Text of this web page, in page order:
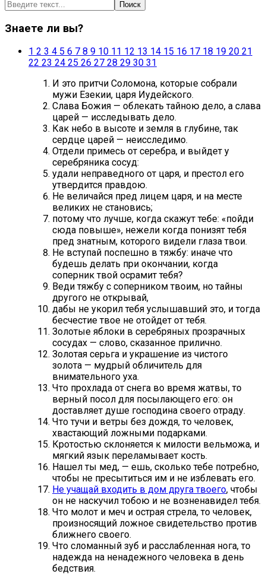
Поиск
Знаете ли вы?
1 2 3 4 5 6 7 8 9 10 11 12 13 14 15 16 17 18 19 20 21
22 23 24 25 26 27 28 29 30 31
И это притчи Соломона, которые собрали
мужи Езекии, царя Иудейского.
Слава Божия — облекать тайною дело, а слава
царей — исследывать дело.
Как небо в высоте и земля в глубине, так
сердце царей — неисследимо.
Отдели примесь от серебра, и выйдет у
серебряника сосуд:
удали неправедного от царя, и престол его
утвердится правдою.
Не величайся пред лицем царя, и на месте
великих не становись;
потому что лучше, когда скажут тебе: «пойди
сюда повыше», нежели когда понизят тебя
пред знатным, которого видели глаза твои.
Не вступай поспешно в тяжбу: иначе что
будешь делать при окончании, когда
соперник твой осрамит тебя?
Веди тяжбу с соперником твоим, но тайны
другого не открывай,
дабы не укорил тебя услышавший это, и тогда
бесчестие твое не отойдет от тебя.
Золотые яблоки в серебряных прозрачных
сосудах — слово, сказанное прилично.
Золотая серьга и украшение из чистого
золота — мудрый обличитель для
внимательного уха.
Что прохлада от снега во время жатвы, то
верный посол для посылающего его: он
доставляет душе господина своего отраду.
Что тучи и ветры без дождя, то человек,
хвастающий ложными подарками.
Кротостью склоняется к милости вельможа, и
мягкий язык переламывает кость.
Нашел ты мед, — ешь, сколько тебе потребно,
чтобы не пресытиться им и не изблевать его.
Не учащай входить в дом друга твоего, чтобы
он не наскучил тобою и не возненавидел тебя.
Что молот и меч и острая стрела, то человек,
произносящий ложное свидетельство против
ближнего своего.
Что сломанный зуб и расслабленная нога, то
надежда на ненадежного человека в день
бедствия.